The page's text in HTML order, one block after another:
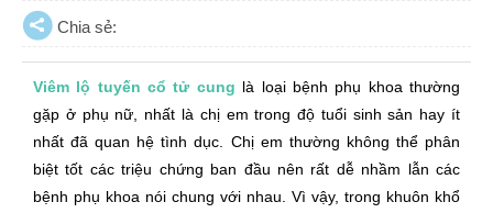
Chia sẻ:
Viêm lộ tuyến cổ tử cung là loại bệnh phụ khoa thường
gặp ở phụ nữ, nhất là chị em trong độ tuổi sinh sản hay ít
nhất đã quan hệ tình dục. Chị em thường không thể phân
biệt tốt các triệu chứng ban đầu nên rất dễ nhầm lẫn các
bệnh phụ khoa nói chung với nhau. Vì vậy, trong khuôn khổ